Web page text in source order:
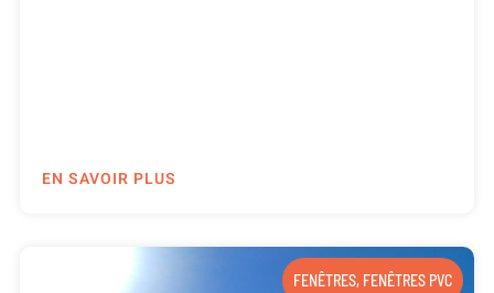
EN SAVOIR PLUS
FENÊTRES, FENÊTRES PVC